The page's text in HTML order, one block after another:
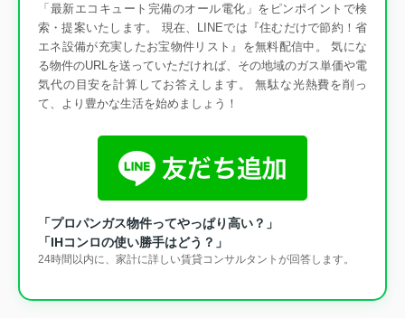
「最新エコキュート完備のオール電化」をピンポイントで検
索・提案いたします。 現在、LINEでは『住むだけで節約！省
エネ設備が充実したお宝物件リスト』を無料配信中。 気にな
る物件のURLを送っていただければ、その地域のガス単価や電
気代の目安を計算してお答えします。 無駄な光熱費を削っ
て、より豊かな生活を始めましょう！
「プロパンガス物件ってやっぱり高い？」
「IHコンロの使い勝手はどう？」
24時間以内に、家計に詳しい賃貸コンサルタントが回答します。